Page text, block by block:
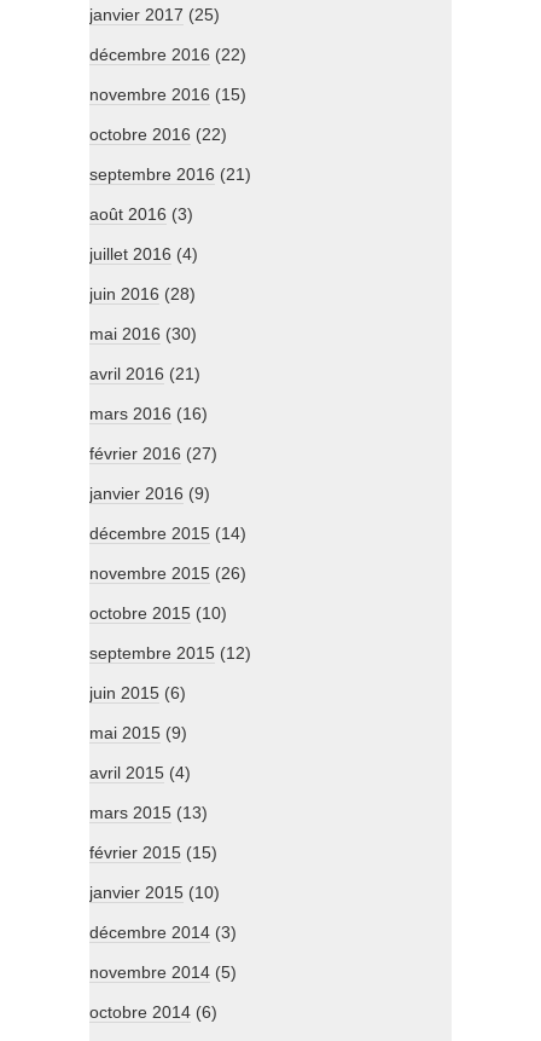
janvier 2017 (25)
décembre 2016 (22)
novembre 2016 (15)
octobre 2016 (22)
septembre 2016 (21)
août 2016 (3)
juillet 2016 (4)
juin 2016 (28)
mai 2016 (30)
avril 2016 (21)
mars 2016 (16)
février 2016 (27)
janvier 2016 (9)
décembre 2015 (14)
novembre 2015 (26)
octobre 2015 (10)
septembre 2015 (12)
juin 2015 (6)
mai 2015 (9)
avril 2015 (4)
mars 2015 (13)
février 2015 (15)
janvier 2015 (10)
décembre 2014 (3)
novembre 2014 (5)
octobre 2014 (6)